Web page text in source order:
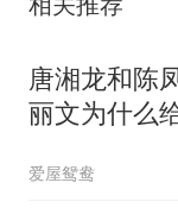
唐湘龙和陈
丽文为什么
爱屋鸳鸯